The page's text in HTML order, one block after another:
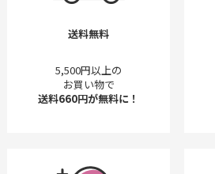
送料無料
5,500円以上の
お買い物で
送料660円が無料に！